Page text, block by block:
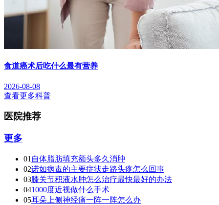
食道癌术后吃什么最有营养
2026-08-08
查看更多科普
医院推荐
更多
01 自体脂肪填充额头多久消肿
02诺如病毒的主要症状走路头疼怎么回事
03膝关节积液水肿怎么治疗最快最好的办法
041000度近视做什么手术
05耳朵上侧神经痛一阵一阵怎么办